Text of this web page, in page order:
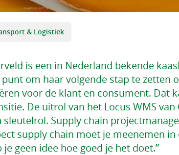
& Logistiek
is een in Nederland bekende
om haar volgende stap te zetten
voor de klant en consument. Dat
De uitrol van het Locus WMS
sleutelrol. Supply chain
supply chain moet je meenemen
je geen idee hoe goed je het doet.”